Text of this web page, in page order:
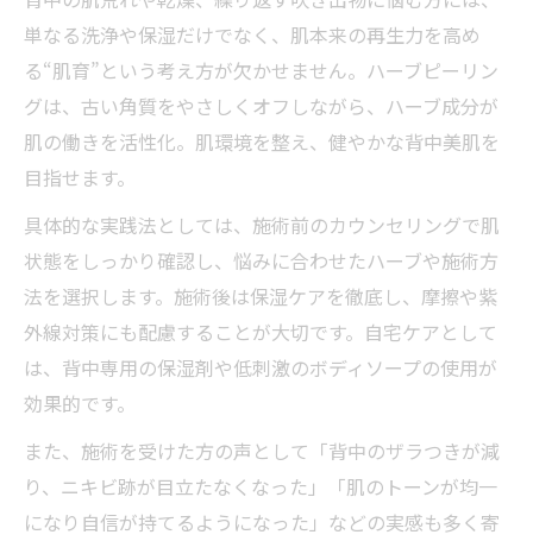
単なる洗浄や保湿だけでなく、肌本来の再生力を高め
る“肌育”という考え方が欠かせません。ハーブピーリン
グは、古い角質をやさしくオフしながら、ハーブ成分が
肌の働きを活性化。肌環境を整え、健やかな背中美肌を
目指せます。
具体的な実践法としては、施術前のカウンセリングで肌
状態をしっかり確認し、悩みに合わせたハーブや施術方
法を選択します。施術後は保湿ケアを徹底し、摩擦や紫
外線対策にも配慮することが大切です。自宅ケアとして
は、背中専用の保湿剤や低刺激のボディソープの使用が
効果的です。
また、施術を受けた方の声として「背中のザラつきが減
り、ニキビ跡が目立たなくなった」「肌のトーンが均一
になり自信が持てるようになった」などの実感も多く寄